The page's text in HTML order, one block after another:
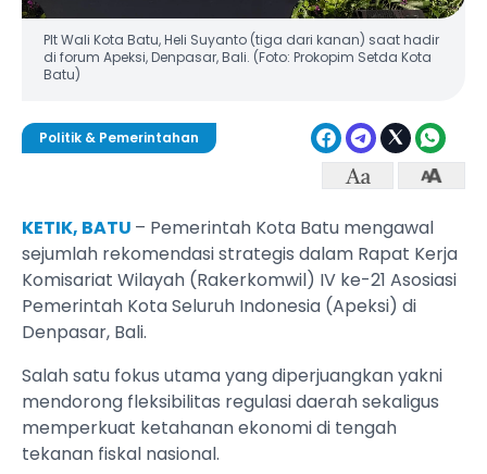
Plt Wali Kota Batu, Heli Suyanto (tiga dari kanan) saat hadir
di forum Apeksi, Denpasar, Bali. (Foto: Prokopim Setda Kota
Batu)
Politik & Pemerintahan
KETIK, BATU – Pemerintah Kota Batu mengawal
sejumlah rekomendasi strategis dalam Rapat Kerja
Komisariat Wilayah (Rakerkomwil) IV ke-21 Asosiasi
Pemerintah Kota Seluruh Indonesia (Apeksi) di
Denpasar, Bali.
Salah satu fokus utama yang diperjuangkan yakni
mendorong fleksibilitas regulasi daerah sekaligus
memperkuat ketahanan ekonomi di tengah
tekanan fiskal nasional.